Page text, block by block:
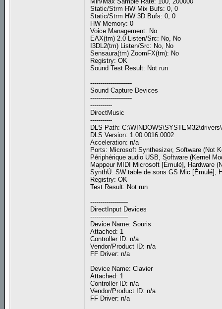
Static/Strm HW Mix Bufs: 0, 0
Static/Strm HW 3D Bufs: 0, 0
HW Memory: 0
Voice Management: No
EAX(tm) 2.0 Listen/Src: No, No
I3DL2(tm) Listen/Src: No, No
Sensaura(tm) ZoomFX(tm): No
Registry: OK
Sound Test Result: Not run
---------------------
Sound Capture Devices
---------------------
-----------
DirectMusic
-----------
DLS Path:
DLS Version: 1.00.0016.0002
Acceleration: n/a
Ports: Microsoft Synthesizer, Software (Not
Périphérique audio USB, Software (Kernel
Mappeur MIDI Microsoft [Émulé], Hardware
SynthÚ. SW table de sons GS Mic [Émulé],
Registry: OK
Test Result: Not run
-------------------
DirectInput Devices
-------------------
Device Name: Souris
Attached: 1
Controller ID: n/a
Vendor/Product ID: n/a
FF Driver: n/a
Device Name: Clavier
Attached: 1
Controller ID: n/a
Vendor/Product ID: n/a
FF Driver: n/a